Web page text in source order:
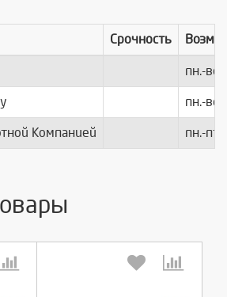
Срочность
пн.-вс.
пн.-вс.
Компанией пн.-пт.